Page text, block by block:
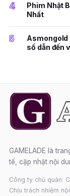
4
Phim Nhật
Nhất
5
Asmongold
số dẫn đến
GAMELADE là
tế, cập nhật nội
Công ty chủ quản:
Chịu trách nhiệm